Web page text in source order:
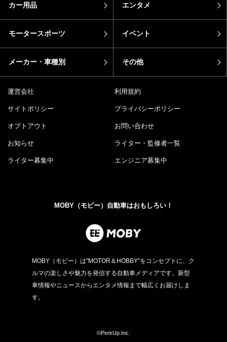
カー用品 エンタメ
モータースポーツ イベント
メーカー・車種別 その他
運営会社 利用規約
サイトポリシー プライバシーポリシー
オプトアウト お問い合わせ
お知らせ ライター・監修者一覧
ライター募集中 エンジニア募集中
MOBY（モビー）自動車はおもしろい！
MOBY（モビー）は"MOTOR＆HOBBY"をコンセプトに、ク
ルマの楽しさや魅力を発信する自動車メディアです。新型
車情報やニュースからエンタメ情報まで幅広くお届けしま
す。
©PerkUp.Inc.